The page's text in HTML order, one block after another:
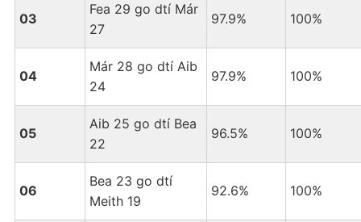
03
Fea 29 go dtí Már
27
97.9% 100%
04
Már 28 go dtí Aib
24
97.9% 100%
05
Aib 25 go dtí Bea
22
96.5% 100%
06
Bea 23 go dtí
Meith 19
92.6% 100%